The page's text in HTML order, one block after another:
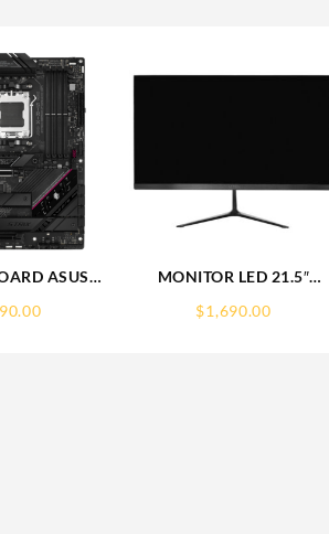
ASUS
SOCKET
MONITOR LED 21.5″
$1,690.00